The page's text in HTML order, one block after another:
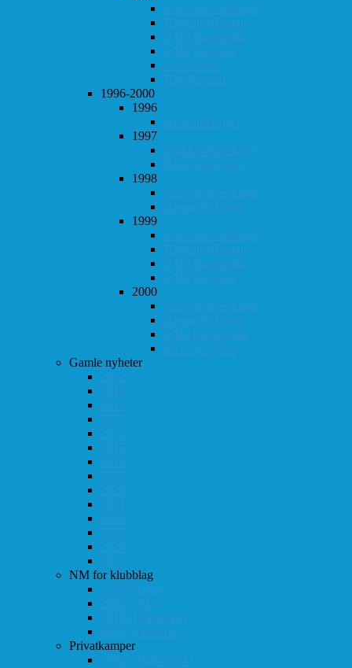
Klubbmesterskapet
Høstturneringen
KM i hurtigsjakk
KM i lynsjakk
Vår-konrad
Høst-konrad
1996-2000
1996
Høstturneringen
1997
Klubbmesterskapet
Høstturneringen
1998
Klubbmesterskapet
Høstturneringen
1999
Klubbmesterskapet
Høstturneringen
KM i hurtigsjakk
KM i lynsjakk
2000
Klubbmesterskapet
Høstturneringen
KM i hurtigsjakk
KM i lynsjakk
Gamle nyheter
2012
2013
2014
2015
2016
2017
2018
2019
2020
2021
2022
2023
2024
2025
NM for klubblag
2003 (Asker)
2008 (Oslo)
2010 (Drammen)
2025 (Drammen)
Privatkamper
1998 (Akademisk)